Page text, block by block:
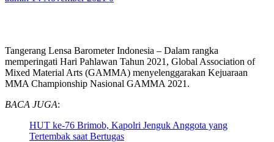
Tangerang Lensa Barometer Indonesia – Dalam rangka
memperingati Hari Pahlawan Tahun 2021, Global Association of
Mixed Material Arts (GAMMA) menyelenggarakan Kejuaraan
MMA Championship Nasional GAMMA 2021.
BACA JUGA:
HUT ke-76 Brimob, Kapolri Jenguk Anggota yang
Tertembak saat Bertugas